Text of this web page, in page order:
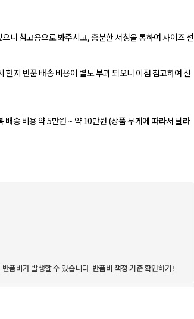
니 참고용으로 봐주시고, 충분한 서칭을 통하여 사이즈 선
지 반품 배송 비용이 별도 부과 되오니 이점 참고하여 신
송 비용 약 5만원 ~ 약 10만원 (상품 무게에 따라서 달라
품비가 발생할 수 있습니다. 반품비 책정 기준 확인하기!